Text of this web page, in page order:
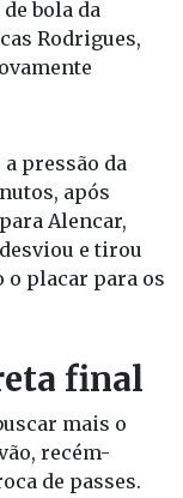
bola da
Rodrigues,
pressão da
após
Alencar,
e tirou
placar para os
final
mais o
recém-